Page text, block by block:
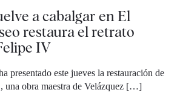
a cabalgar en El
restaura el retrato
IV
presentado este jueves la restauración de
una obra maestra de Velázquez […]